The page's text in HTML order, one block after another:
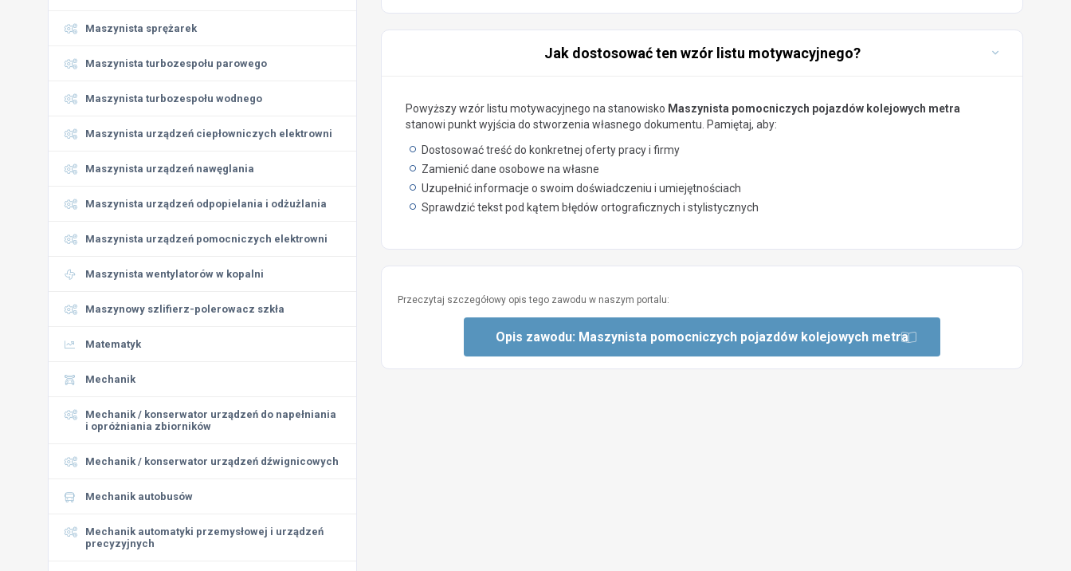
Maszynista sprężarek
Maszynista turbozespołu parowego
Maszynista turbozespołu wodnego
Maszynista urządzeń ciepłowniczych elektrowni
Maszynista urządzeń nawęglania
Maszynista urządzeń odpopielania i odżużlania
Maszynista urządzeń pomocniczych elektrowni
Maszynista wentylatorów w kopalni
Maszynowy szlifierz-polerowacz szkła
Matematyk
Mechanik
Mechanik / konserwator urządzeń do napełniania
i opróżniania zbiorników
Mechanik / konserwator urządzeń dźwignicowych
Mechanik autobusów
Mechanik automatyki przemysłowej i urządzeń
precyzyjnych
Jak dostosować ten wzór listu motywacyjnego?
Powyższy wzór listu motywacyjnego na stanowisko Maszynista pomocniczych pojazdów kolejowych metra
stanowi punkt wyjścia do stworzenia własnego dokumentu. Pamiętaj, aby:
Dostosować treść do konkretnej oferty pracy i firmy
Zamienić dane osobowe na własne
Uzupełnić informacje o swoim doświadczeniu i umiejętnościach
Sprawdzić tekst pod kątem błędów ortograficznych i stylistycznych
Przeczytaj szczegółowy opis tego zawodu w naszym portalu:
Opis zawodu: Maszynista pomocniczych pojazdów kolejowych metra